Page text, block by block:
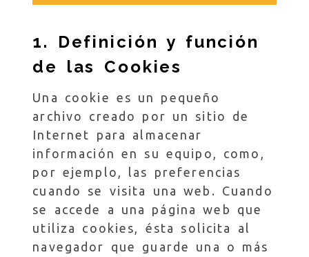
1. Definición y función
de las Cookies
Una cookie es un pequeño
archivo creado por un sitio de
Internet para almacenar
información en su equipo, como,
por ejemplo, las preferencias
cuando se visita una web. Cuando
se accede a una página web que
utiliza cookies, ésta solicita al
navegador que guarde una o más